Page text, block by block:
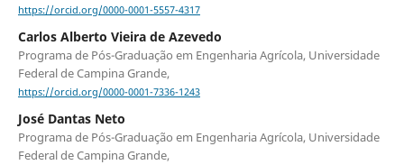
https://orcid.org/0000-0001-5557-4317
Carlos Alberto Vieira de Azevedo
Programa de Pós-Graduação em Engenharia Agrícola, Universidade
Federal de Campina Grande,
https://orcid.org/0000-0001-7336-1243
José Dantas Neto
Programa de Pós-Graduação em Engenharia Agrícola, Universidade
Federal de Campina Grande,